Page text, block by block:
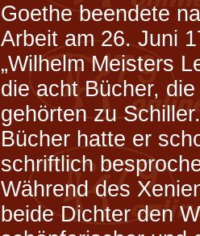
Goethe beendete
Arbeit am 26. Juni
„Wilhelm Meisters
die acht Bücher,
gehörten zu
Bücher hatte er
schriftlich
Während des
beide Dichter den